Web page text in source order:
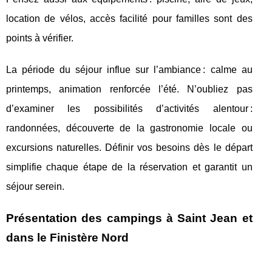
location de vélos, accès facilité pour familles sont des
points à vérifier.
La période du séjour influe sur l’ambiance : calme au
printemps, animation renforcée l’été. N’oubliez pas
d’examiner les possibilités d’activités alentour :
randonnées, découverte de la gastronomie locale ou
excursions naturelles. Définir vos besoins dès le départ
simplifie chaque étape de la réservation et garantit un
séjour serein.
Présentation des campings à Saint Jean et
dans le Finistère Nord